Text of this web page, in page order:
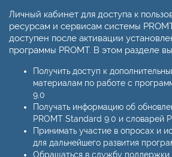
Личный кабинет для доступа к
ресурсам и сервисам системы
доступен после активации
программы PROMT. В этом разделе
Получить доступ к
материалам по работе с
9.0
Получать информацию об
PROMT Standard 9.0 и словарей
Принимать участие в опросах и
для дальнейшего развития
Обращаться в службу поддержки